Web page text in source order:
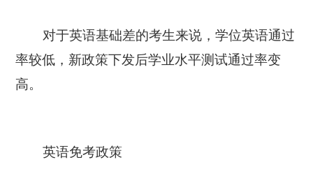
对于英语基础差的考生来说，学位英语通过
率较低，新政策下发后学业水平测试通过率变
高。
英语免考政策